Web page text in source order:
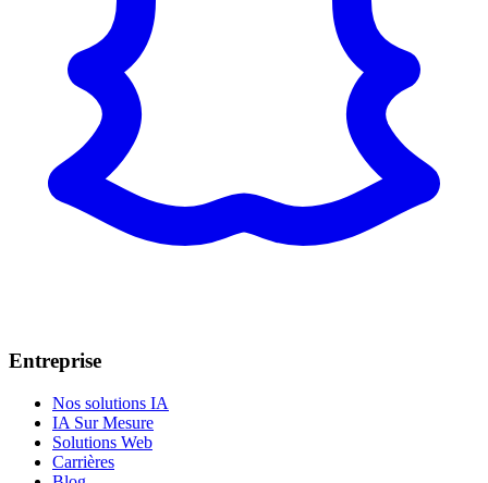
Entreprise
Nos solutions IA
IA Sur Mesure
Solutions Web
Carrières